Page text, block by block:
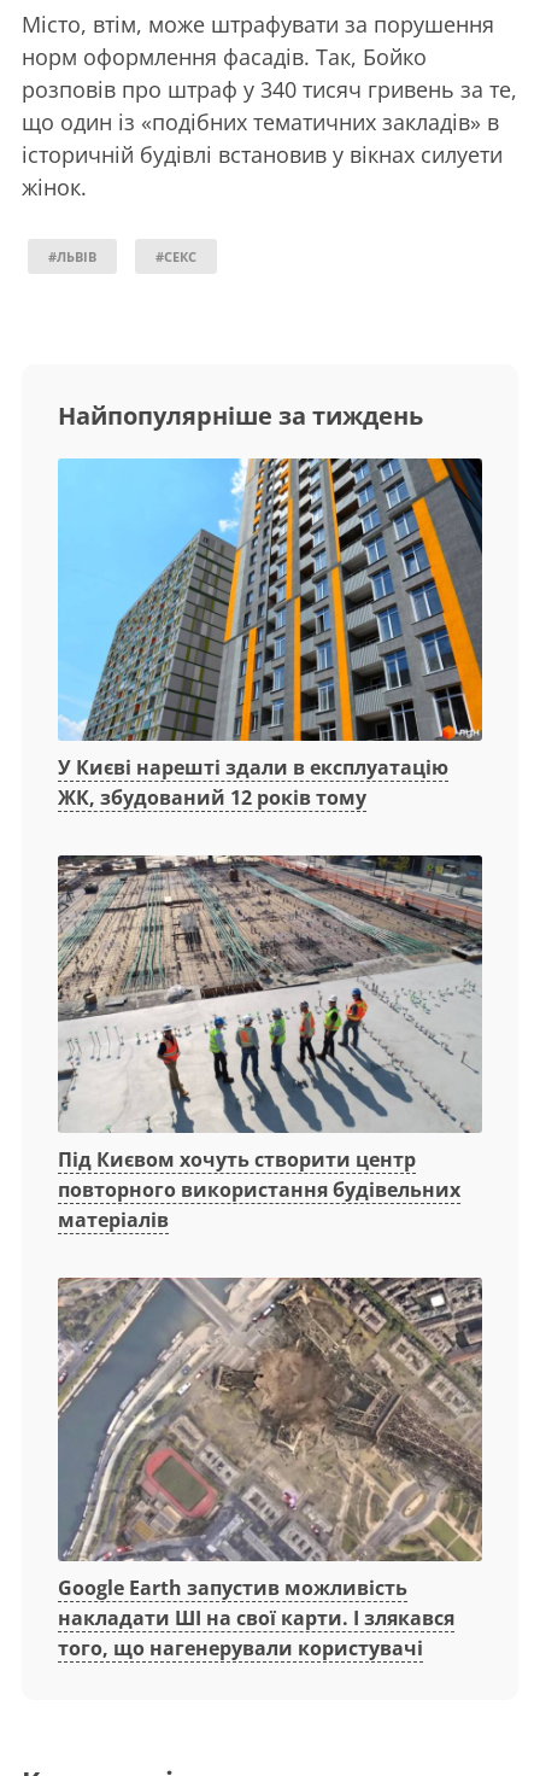
Місто, втім, може штрафувати за порушення
норм оформлення фасадів. Так, Бойко
розповів про штраф у 340 тисяч гривень за те,
що один із «подібних тематичних закладів» в
історичній будівлі встановив у вікнах силуети
жінок.
#ЛЬВІВ #СЕКС
Найпопулярніше за тиждень
У Києві нарешті здали в експлуатацію
ЖК, збудований 12 років тому
Під Києвом хочуть створити центр
повторного використання будівельних
матеріалів
Google Earth запустив можливість
накладати ШІ на свої карти. І злякався
того, що нагенерували користувачі